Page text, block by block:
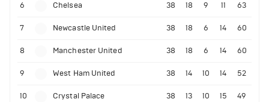
6 Chelsea 38 18 9 11 63
7 Newcastle United 38 18 6 14 60
8 Manchester United 38 18 6 14 60
9 West Ham United 38 14 10 14 52
10 Crystal Palace 38 13 10 15 49